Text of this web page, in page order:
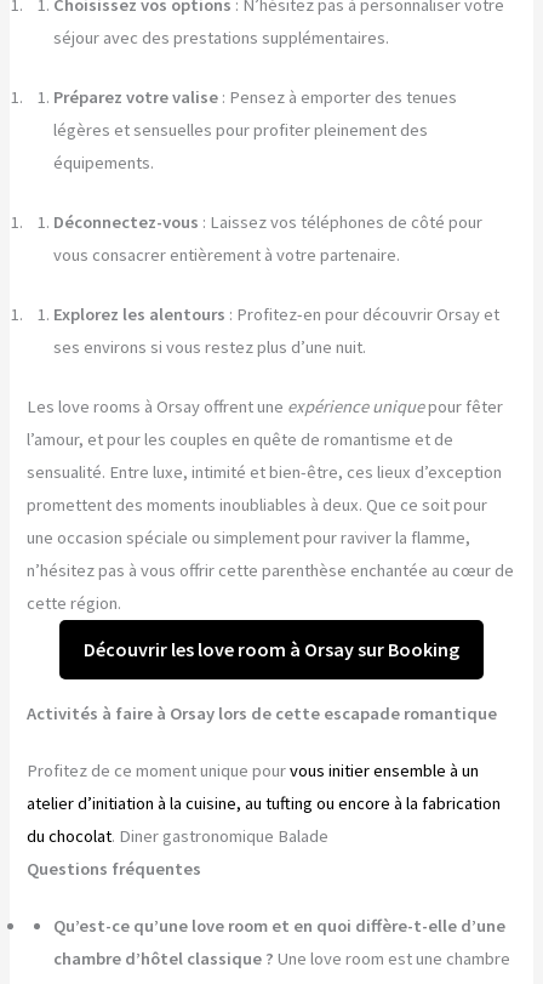
Choisissez vos options : N’hésitez pas à personnaliser votre
séjour avec des prestations supplémentaires.
Préparez votre valise : Pensez à emporter des tenues
légères et sensuelles pour profiter pleinement des
équipements.
Déconnectez-vous : Laissez vos téléphones de côté pour
vous consacrer entièrement à votre partenaire.
Explorez les alentours : Profitez-en pour découvrir Orsay et
ses environs si vous restez plus d’une nuit.
Les love rooms à Orsay offrent une expérience uniquepour fêter
l’amour, et pour les couples en quête de romantisme et de
sensualité. Entre luxe, intimité et bien-être, ces lieux d’exception
promettent des moments inoubliables à deux. Que ce soit pour
une occasion spéciale ou simplement pour raviver la flamme,
n’hésitez pas à vous offrir cette parenthèse enchantée au cœur de
cette région.
Découvrir les love room à Orsay sur Booking
Activités à faire à Orsay lors de cette escapade romantique
Profitez de ce moment unique pourvous initier ensemble à un
atelier d’initiation à la cuisine, au tufting ou encore à la fabrication
du chocolat. Diner gastronomique Balade
Questions fréquentes
Qu’est-ce qu’une love room et en quoi diffère-t-elle d’une
chambre d’hôtel classique ? Une love room est une chambre